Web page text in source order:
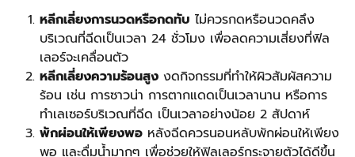
หลีกเลี่ยงการนวดหรือกดทับ ไม่ควรกดหรือนวดคลึง
บริเวณที่ฉีดเป็นเวลา 24 ชั่วโมง เพื่อลดความเสี่ยงที่ฟิล
เลอร์จะเคลื่อนตัว
หลีกเลี่ยงความร้อนสูง งดกิจกรรมที่ทำให้ผิวสัมผัสความ
ร้อน เช่น การซาวน่า การตากแดดเป็นเวลานาน หรือการ
ทำเลเซอร์บริเวณที่ฉีด เป็นเวลาอย่างน้อย 2 สัปดาห์
พักผ่อนให้เพียงพอ หลังฉีดควรนอนหลับพักผ่อนให้เพียง
พอ และดื่มน้ำมากๆ เพื่อช่วยให้ฟิลเลอร์กระจายตัวได้ดีขึ้น